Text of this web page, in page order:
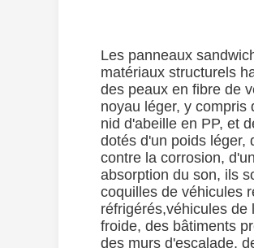
Les panneaux
matériaux structurels
des peaux en fibre de
noyau léger, y compris
nid d'abeille en PP, et
dotés d'un poids léger,
contre la corrosion,
absorption du son, ils
coquilles de véhicules
réfrigérés,véhicules
froide, des bâtiments
des murs d'escalade,